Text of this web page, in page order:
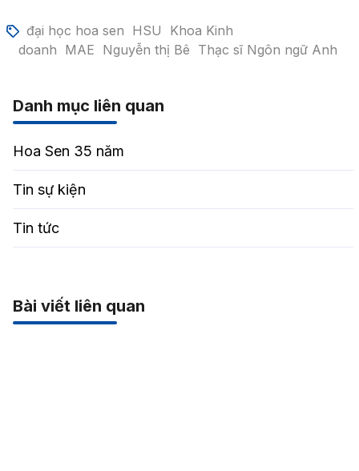
đại học hoa sen HSU
Khoa Kinh
doanh MAE Nguyễn thị Bê Thạc sĩ Ngôn ngữ Anh
Danh mục liên quan
Hoa Sen 35 năm
Tin sự kiện
Tin tức
Bài viết liên quan